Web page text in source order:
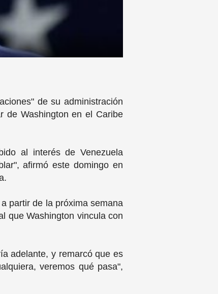
de su administración
de Washington en el Caribe
al interés de Venezuela
afirmó este domingo en
partir de la próxima semana
que Washington vincula con
adelante, y remarcó que es
veremos qué pasa",